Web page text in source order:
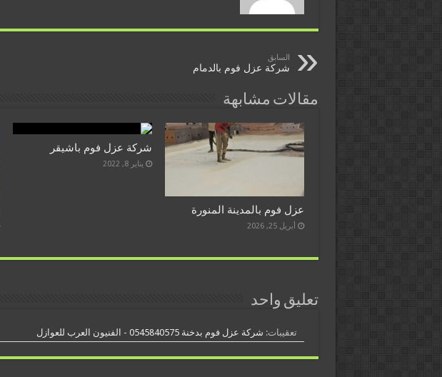
السابق
شركة عزل فوم بالدمام
مقالات مشابهة
عزل فوم بالمدينة المنورة
أبريل 25, 2026
شركة عزل فوم باشيقر
يناير 8, 2022
تعليق واحد
تعقيبات: شركة عزل فوم بدخنة 0545840575 - الفنيون العرب للعوازل